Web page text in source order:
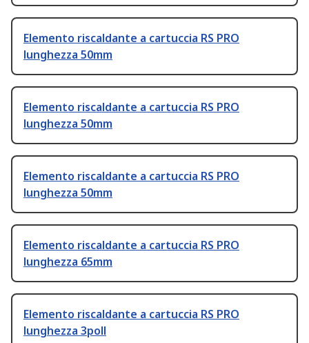
Elemento riscaldante a cartuccia RS PRO
lunghezza 50mm
Elemento riscaldante a cartuccia RS PRO
lunghezza 50mm
Elemento riscaldante a cartuccia RS PRO
lunghezza 50mm
Elemento riscaldante a cartuccia RS PRO
lunghezza 65mm
Elemento riscaldante a cartuccia RS PRO
lunghezza 3poll